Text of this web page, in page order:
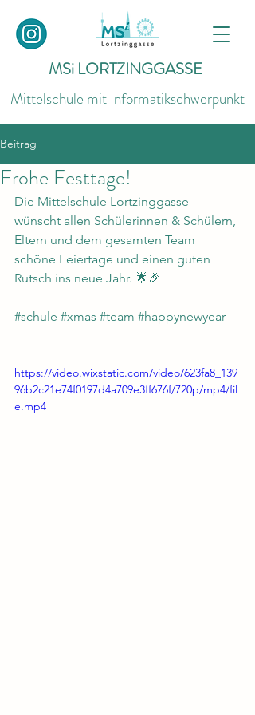
MSi LORTZINGGASSE
Mittelschule mit Informatikschwerpunkt
Beitrag
Frohe Festtage!
Die Mittelschule Lortzinggasse
wünscht allen Schülerinnen & Schülern,
Eltern und dem gesamten Team
schöne Feiertage und einen guten
Rutsch ins neue Jahr. 🌟🎉
#schule #xmas #team #happynewyear
https://video.wixstatic.com/video/623fa8_139
96b2c21e74f0197d4a709e3ff676f/720p/mp4/fil
e.mp4